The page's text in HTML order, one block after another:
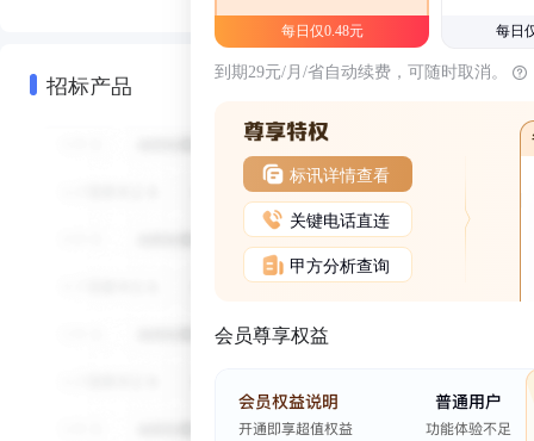
招标产品
每日仅0.48元 每日
到期29元/月/省自动续费，可随时取消。
标讯详情查看
关键电话直连
甲方分析查询
会员尊享权益